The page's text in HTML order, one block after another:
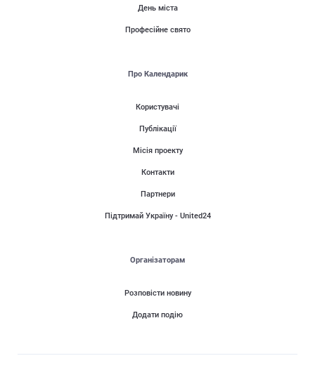
День міста
Професійне свято
Про Календарик
Користувачі
Публікації
Місія проекту
Контакти
Партнери
Підтримай Україну - United24
Організаторам
Розповісти новину
Додати подію